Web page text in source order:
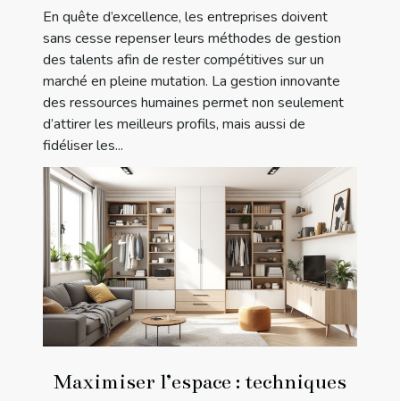
En quête d’excellence, les entreprises doivent
sans cesse repenser leurs méthodes de gestion
des talents afin de rester compétitives sur un
marché en pleine mutation. La gestion innovante
des ressources humaines permet non seulement
d’attirer les meilleurs profils, mais aussi de
fidéliser les...
Maximiser l’espace : techniques